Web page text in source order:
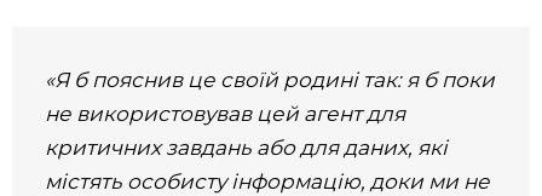
«Я б пояснив це своїй родині так: я б поки
не використовував цей агент для
критичних завдань або для даних, які
містять особисту інформацію, доки ми не